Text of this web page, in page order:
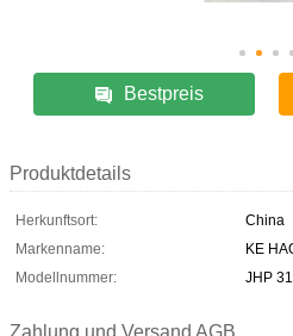
Bestpreis
Produktdetails
Herkunftsort:
China
Markenname:
KE
Modellnummer:
JHP
Zahlung und Versand AGB